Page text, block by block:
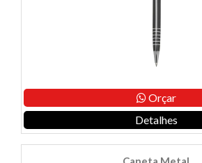
Orçar
Detalhes